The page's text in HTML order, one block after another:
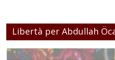
Libertà per Abdullah